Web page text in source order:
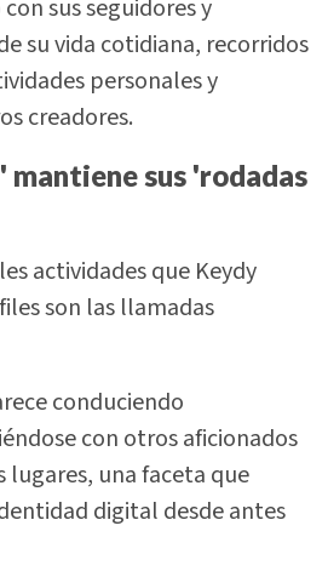
sus seguidores y
su vida cotidiana, recorridos
personales y
creadores.
mantiene sus 'rodadas
actividades que Keydy
son las llamadas
conduciendo
con otros aficionados
una faceta que
digital desde antes